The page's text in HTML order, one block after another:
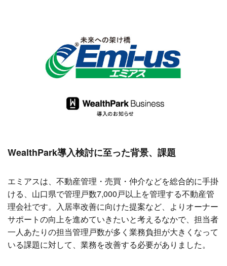
WealthPark導入検討に至った背景、課題
エミアスは、不動産管理・売買・仲介などを総合的に手掛
ける、山口県で管理戸数7,000戸以上を管理する不動産管
理会社です。入居率改善に向けた提案など、よりオーナー
サポートの向上を進めていきたいと考えるなかで、担当者
一人あたりの担当管理戸数が多く業務負担が大きくなって
いる課題に対して、業務を改善する必要がありました。